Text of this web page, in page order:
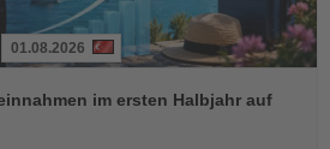
01.08.2026
im ersten Halbjahr auf